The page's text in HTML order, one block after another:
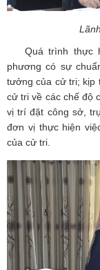
Quá trình thực
phương có sự
tưởng của cử tri; kịp
cử tri về các chế độ
vị trí đặt công sở,
đơn vị thực hiện
của cử tri.